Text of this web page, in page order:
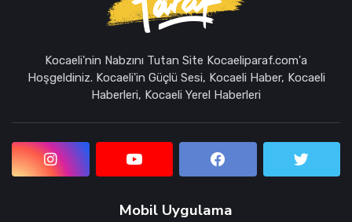
Kocaeli'nin Nabzını Tutan Site Kocaeliparaf.com'a
Hoşgeldiniz. Kocaeli'in Güçlü Sesi, Kocaeli Haber, Kocaeli
Haberleri, Kocaeli Yerel Haberleri
Mobil Uygulama